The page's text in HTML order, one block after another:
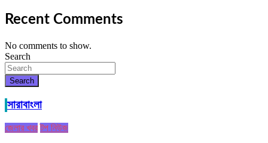
Recent Comments
No comments to show.
Search
Search
সারাবাংলা
জেলার খবর টপ নিউজ